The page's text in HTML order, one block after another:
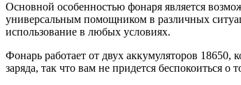
Основной особенностью фонаря является
универсальным помощником в различных
использование в любых условиях.
Фонарь работает от двух аккумуляторов
заряда, так что вам не придется беспокоиться о